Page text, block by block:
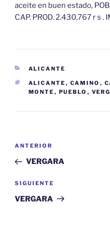
aceite en buen estado,
CAP. PROD. 2.430,767 r s .
CATEGORÍAS
ALICANTE
ETIQUETAS
ALICANTE , CAMINO ,
MONTE , PUEBLO ,
Navegación
entradas
Entrada
anterior:
ANTERIOR
VERGARA
Siguiente
entrada
SIGUIENTE
VERGARA